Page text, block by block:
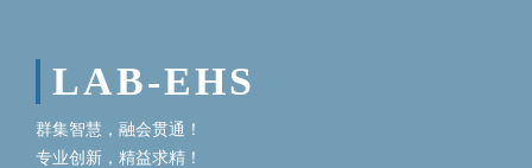
LAB-EHS
群集智慧，融会贯通！
专业创新，精益求精！